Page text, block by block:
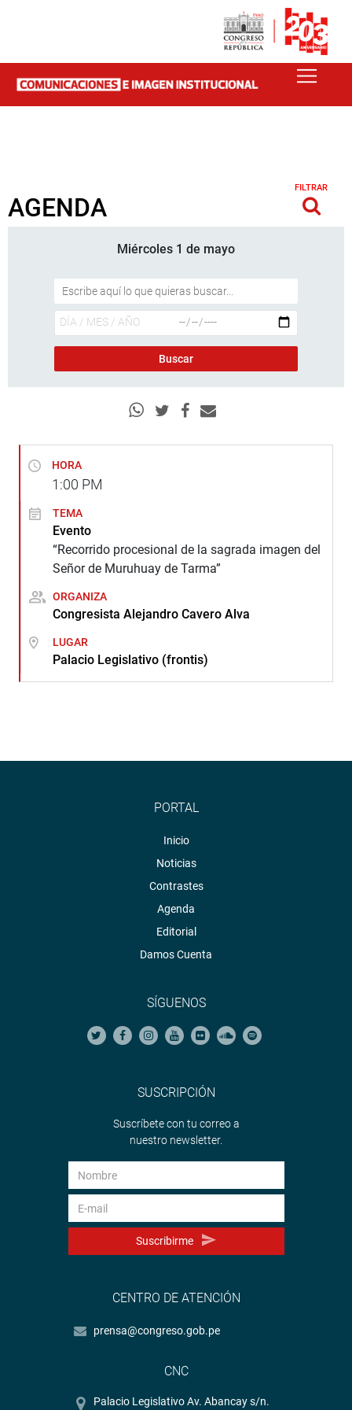
AGENDA
FILTRAR
Miércoles 1 de mayo
HORA
1:00 PM
TEMA
Evento
“Recorrido procesional de la sagrada imagen del
Señor de Muruhuay de Tarma”
ORGANIZA
Congresista Alejandro Cavero Alva
LUGAR
Palacio Legislativo (frontis)
PORTAL
Inicio
Noticias
Contrastes
Agenda
Editorial
Damos Cuenta
SÍGUENOS
SUSCRIPCIÓN
Suscríbete con tu correo a
nuestro newsletter.
Suscribirme
CENTRO DE ATENCIÓN
prensa@congreso.gob.pe
CNC
Palacio Legislativo Av. Abancay s/n.